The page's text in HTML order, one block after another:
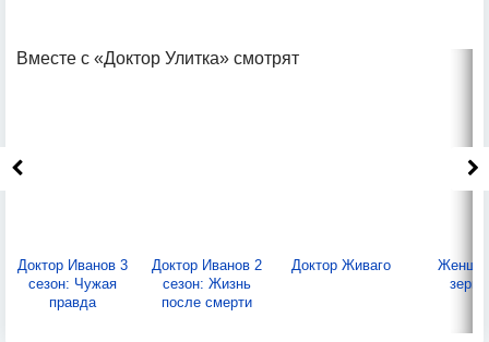
Вместе с «Доктор Улитка» смотрят
Доктор Иванов 3
сезон: Чужая
правда
Доктор Иванов 2
сезон: Жизнь
после смерти
Доктор Живаго